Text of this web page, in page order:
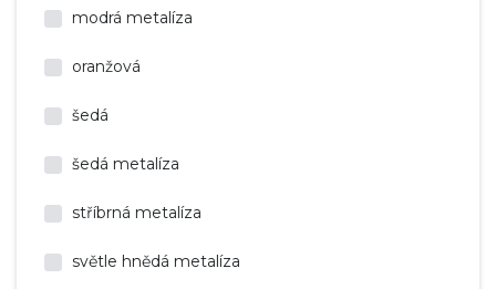
modrá metalíza
oranžová
šedá
šedá metalíza
stříbrná metalíza
světle hnědá metalíza